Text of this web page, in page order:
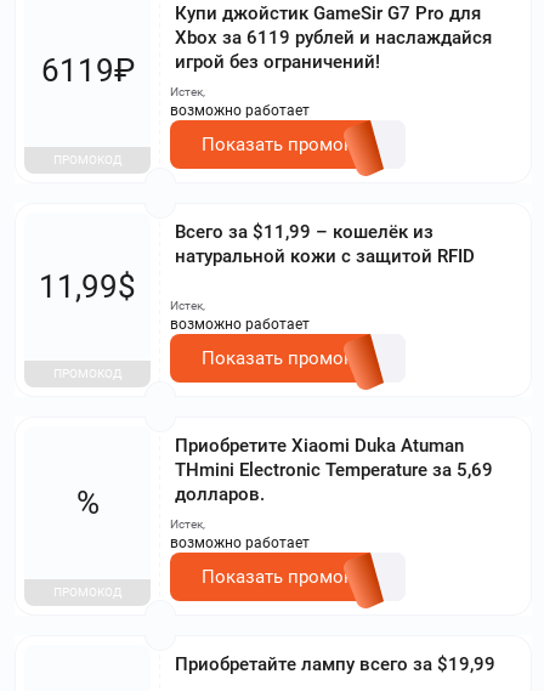
Купи джойстик GameSir G7 Pro для
Xbox за 6119 рублей и наслаждайся
игрой без ограничений!
6119₽
ПРОМОКОД
Истек,
возможно работает
Показать промокод
Всего за $11,99 – кошелёк из
натуральной кожи с защитой RFID
11,99$
ПРОМОКОД
Истек,
возможно работает
Показать промокод
Приобретите Xiaomi Duka Atuman
THmini Electronic Temperature за 5,69
долларов.
%
ПРОМОКОД
Истек,
возможно работает
Показать промокод
Приобретайте лампу всего за $19,99